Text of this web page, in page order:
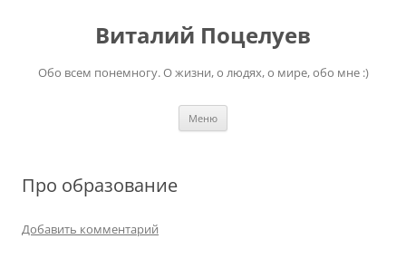
содержимомуВиталий Поцелуев
Обо всем понемногу. О жизни, о людях, о мире, обо мне :)
Меню
Про образование
Добавить комментарий